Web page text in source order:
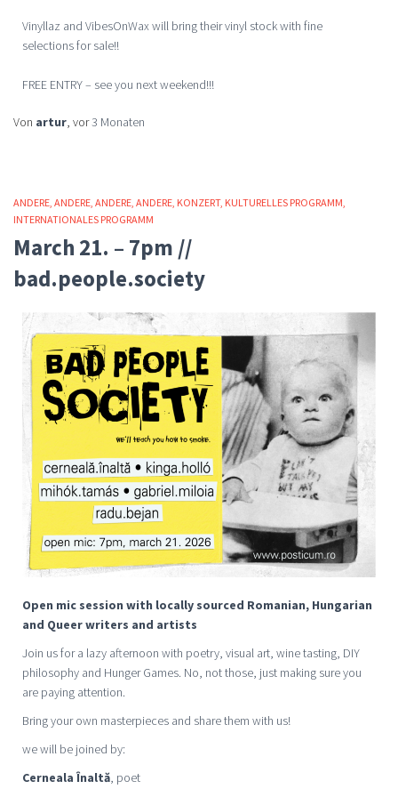
Vinyllaz and VibesOnWax will bring their vinyl stock with fine
selections for sale!!
FREE ENTRY – see you next weekend!!!
Von artur, vor3 Monaten
ANDERE ANDERE ANDERE ANDERE KONZERT KULTURELLES PROGRAMM
INTERNATIONALES PROGRAMM
March 21. – 7pm //
bad.people.society
Open mic session with locally sourced Romanian, Hungarian
and Queer writers and artists
Join us for a lazy afternoon with poetry, visual art, wine tasting, DIY
philosophy and Hunger Games. No, not those, just making sure you
are paying attention.
Bring your own masterpieces and share them with us!
we will be joined by:
Cerneala Înaltă, poet